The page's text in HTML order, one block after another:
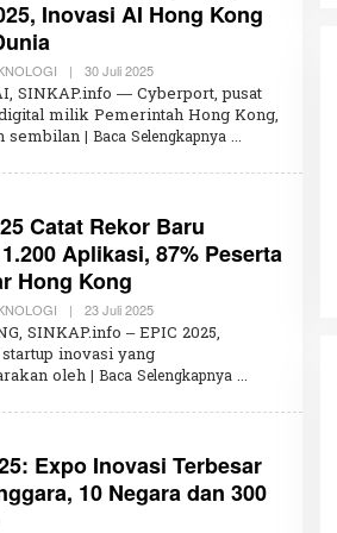
I
S
Inovasi AI Hong Kong
| 30 Juli 2025O
L
E
H
K
A
U
N
N
SINKAP.info — Cyberport, pusat
milik Pemerintah Hong Kong,
sembilan | Baca Selengkapnya
Catat Rekor Baru
Aplikasi, 87% Peserta
Hong Kong
| 23 Juli 2025O
L
E
H
K
A
U
N
N
SINKAP.info – EPIC 2025,
inovasi yang
oleh | Baca Selengkapnya
Expo Inovasi Terbesar
10 Negara dan 300
Sukarela Internasional
di Nanjing
Di GLOBAL, VIDEO | 18 Januari 2024